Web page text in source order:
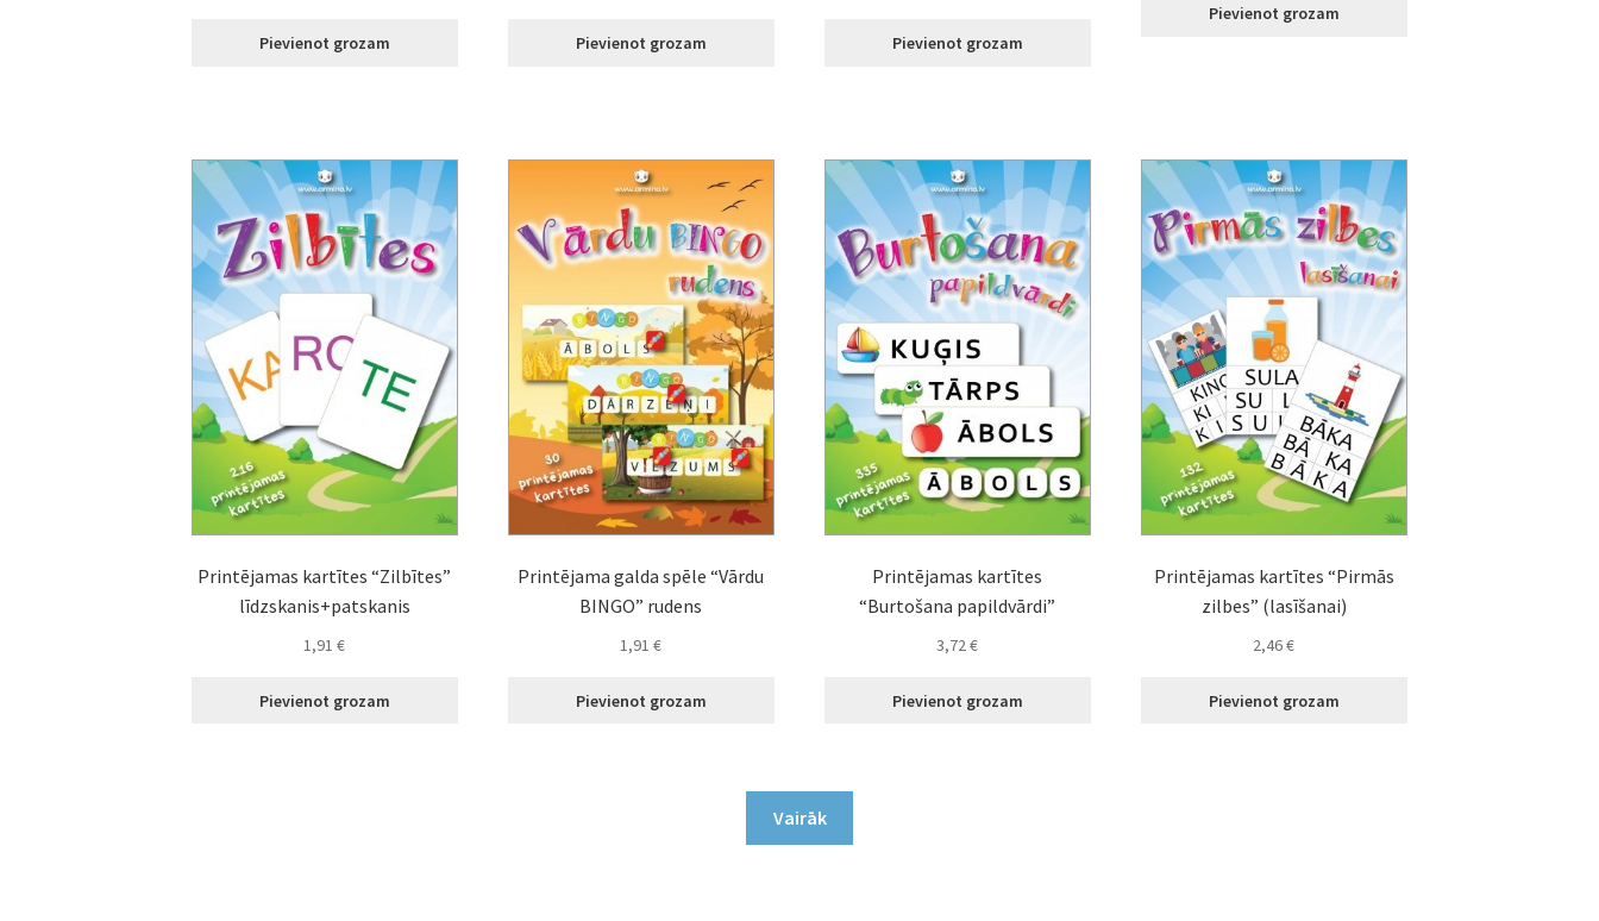
Pievienot grozam Pievienot grozam Pievienot grozam
Pievienot grozam
Printējamas kartītes “Zilbītes”
līdzskanis+patskanis
1,91€
Pievienot grozam
Printējama galda spēle “Vārdu
BINGO” rudens
1,91€
Pievienot grozam
Printējamas kartītes
“Burtošana papildvārdi”
3,72€
Pievienot grozam
Printējamas kartītes “Pirmās
zilbes” (lasīšanai)
2,46€
Pievienot grozam
Vairāk